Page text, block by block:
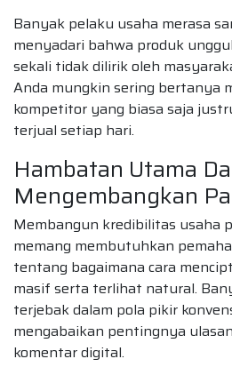
Banyak pelaku usaha merasa
menyadari bahwa produk
sekali tidak dilirik oleh
Anda mungkin sering bertanya
kompetitor yang biasa saja
terjual setiap hari.
Hambatan Utama
Mengembangkan
Membangun kredibilitas usaha
memang membutuhkan
tentang bagaimana cara
masif serta terlihat natural.
terjebak dalam pola pikir
mengabaikan pentingnya
komentar digital.